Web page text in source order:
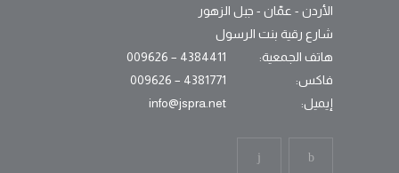
الأردن - عمّان - جبل الزهور
شارع رقية بنت الرسول
هاتف الجمعية:
4384411 – 009626
فاكس:
4381771 – 009626
إيميل:
info@jspra.net